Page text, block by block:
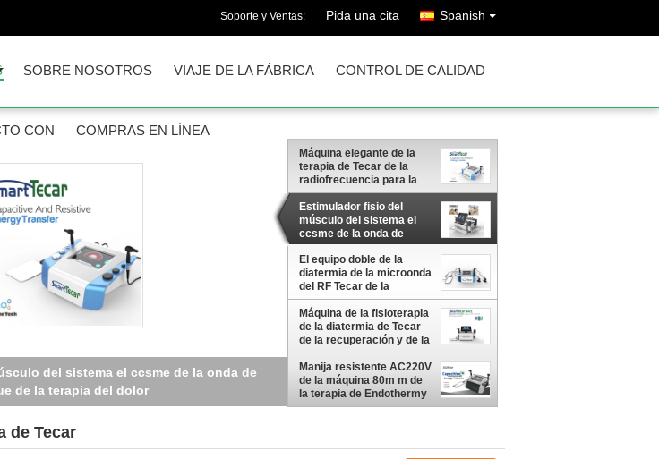
Soporte y Ventas: Pida una cita Spanish
SOBRE NOSOTROS VIAJE DE LA FÁBRICA CONTROL DE CALIDAD
CON COMPRAS EN LÍNEA
del sistema el ccsme de la onda de
de la terapia del dolor
Máquina elegante de la
terapia de Tecar de la
radiofrecuencia para la
fisioterapia
Estimulador fisio del
músculo del sistema el
ccsme de la onda de
choque de la terapia del
dolor
El equipo doble de la
diatermia de la microonda
del RF Tecar de la
máquina de diatermia de
la terapia de Tecar de la
manija de 80m m para el
músculo se relaja
Máquina de la fisioterapia
de la diatermia de Tecar
de la recuperación y de la
rehabilitación de lesión de
los deportes
Manija resistente AC220V
de la máquina 80m m de
la terapia de Endothermy
Tecar
de Tecar